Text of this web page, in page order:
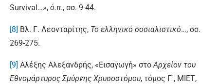
Survival…», ό.π., σσ. 9-44.
[8] Βλ. Γ. Λεονταρίτης, Το ελληνικό σοσιαλιστικό…, σσ.
269-275.
[9] Αλέξης Αλεξανδρής, «Εισαγωγή» στο Αρχείον του
Εθνομάρτυρος Σμύρνης Χρυσοστόμου, τόμος Γ΄, ΜΙΕΤ,